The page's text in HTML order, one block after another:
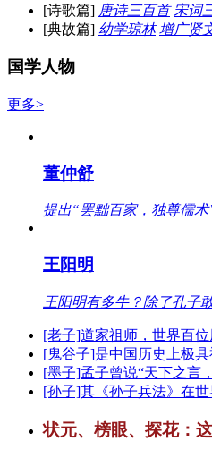
[诗歌篇] 唐诗三百首 宋词
[典故篇] 幼学琼林 增广贤
国学人物
更多>
董仲舒
提出“罢黜百家，独尊儒
王阳明
王阳明有多牛？除了孔子
[老子]道家祖师，世界百
[鬼谷子]是中国历史上极
[墨子]孟子曾说“天下之言
[孙子]其《孙子兵法》在
状元、榜眼、探花：